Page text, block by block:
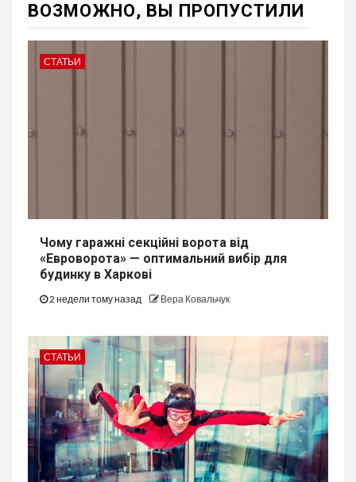
ВОЗМОЖНО, ВЫ ПРОПУСТИЛИ
СТАТЬИ
Чому гаражні секційні ворота від
«Евроворота» — оптимальний вибір для
будинку в Харкові
2 недели тому назад Вера Ковальчук
СТАТЬИ